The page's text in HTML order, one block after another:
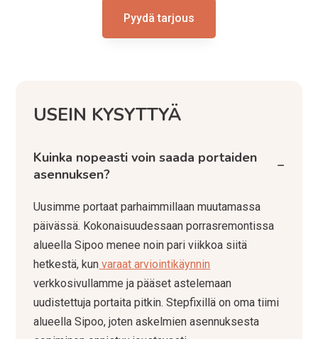
Pyydä tarjous
USEIN KYSYTTYÄ
Kuinka nopeasti voin saada portaiden
asennuksen?
−
Uusimme portaat parhaimmillaan muutamassa
päivässä. Kokonaisuudessaan porrasremontissa
alueella Sipoo menee noin pari viikkoa siitä
hetkestä, kun varaat arviointikäynnin
verkkosivullamme ja pääset astelemaan
uudistettuja portaita pitkin. Stepfixillä on oma tiimi
alueella Sipoo, joten askelmien asennuksesta